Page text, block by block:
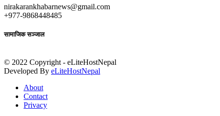
nirakarankhabarnews@gmail.com
+977-9868448485
सामाजिक सञ्जाल
© 2022 Copyright - eLiteHostNepal
Developed By eLiteHostNepal
About
Contact
Privacy